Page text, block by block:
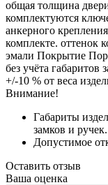
общая толщина
комплектуются
анкерного
комплекте. оттенок
эмали Покрытие
без учёта
+/-10 % от веса
Внимание!
Габариты
замков и ручек.
Допустимое
Оставить отзыв
Ваша оценка